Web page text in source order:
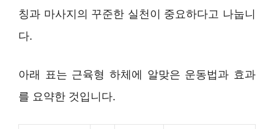
칭과 마사지의 꾸준한 실천이 중요하다고 나눕니
다.
아래 표는 근육형 하체에 알맞은 운동법과 효과
를 요약한 것입니다.